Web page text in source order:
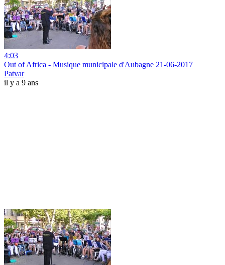
4:03
Out of Africa - Musique municipale d'Aubagne 21-06-2017
Patvar
il y a 9 ans